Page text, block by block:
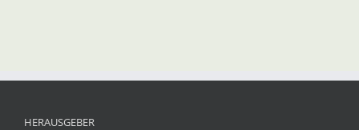
HERAUSGEBER